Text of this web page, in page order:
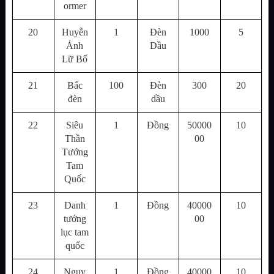
ormer
20
Huyễn
Ảnh
Lữ Bố
1
Đèn
Dầu
1000 5
21
Bấc
đèn
100
Đèn
dầu
300 20
22
Siêu
Thần
Tướng
Tam
Quốc
1 Đồng
50000
00
10
23
Danh
tướng
lục tam
quốc
1 Đồng
40000
00
10
24 Ngụy 1 Đồng 40000 10